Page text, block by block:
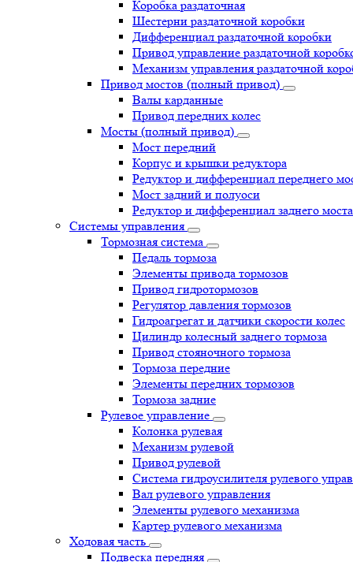
Коробка раздаточная
Шестерни раздаточной коробки
Дифференциал раздаточной коробки
Привод управление раздаточной
Механизм управления раздаточной
Привод мостов (полный привод)
Валы карданные
Привод передних колес
Мосты (полный привод)
Мост передний
Корпус и крышки редуктора
Редуктор и дифференциал переднего
Мост задний и полуоси
Редуктор и дифференциал заднего моста
Системы управления
Тормозная система
Педаль тормоза
Элементы привода тормозов
Привод гидротормозов
Регулятор давления тормозов
Гидроагрегат и датчики скорости колес
Цилиндр колесный заднего тормоза
Привод стояночного тормоза
Тормоза передние
Элементы передних тормозов
Тормоза задние
Рулевое управление
Колонка рулевая
Механизм рулевой
Привод рулевой
Система гидроусилителя рулевого
Вал рулевого управления
Элементы рулевого механизма
Картер рулевого механизма
Ходовая часть
Подвеска передняя